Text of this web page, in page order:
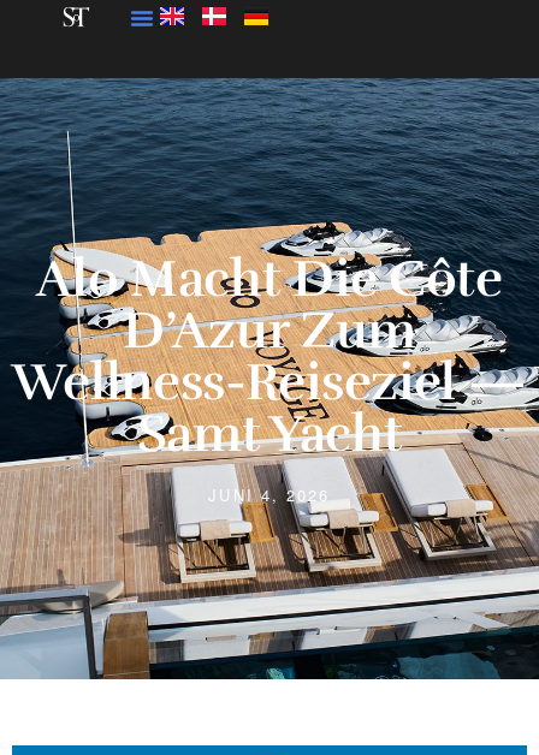
Alo Macht Die Côte
D’Azur Zum
Wellness-Reiseziel —
Samt Yacht
JUNI 4, 2026